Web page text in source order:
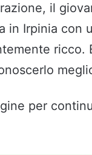
il
in Irpinia con
ricco.
per